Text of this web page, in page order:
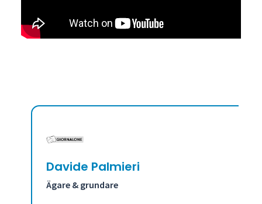
Davide Palmieri
Ägare & grundare